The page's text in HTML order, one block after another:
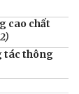
cao chất
tác thông